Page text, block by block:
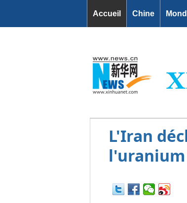
Accueil Chine
L'Iran
l'uranium